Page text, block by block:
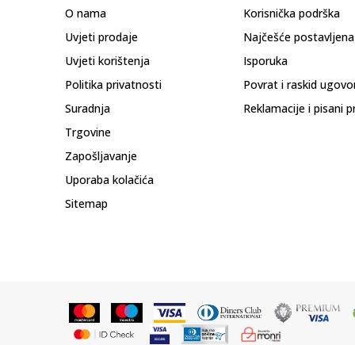
O nama
Uvjeti prodaje
Uvjeti korištenja
Politika privatnosti
Suradnja
Trgovine
Zapošljavanje
Uporaba kolačića
Sitemap
Korisnička podrška
Najčešće
Isporuka
Povrat i raskid
Reklamacije i pisani